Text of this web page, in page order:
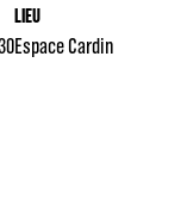
LIEU
Espace Cardin